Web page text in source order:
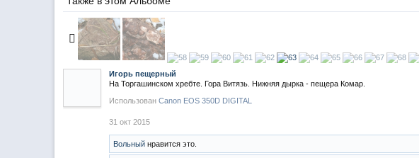
Игорь пещерный
На Торгашинском хребте. Гора Витязь. Нижняя дырка - пещера Комар.
Использован Canon EOS 350D DIGITAL
31 окт 2015
Вольный нравится это.